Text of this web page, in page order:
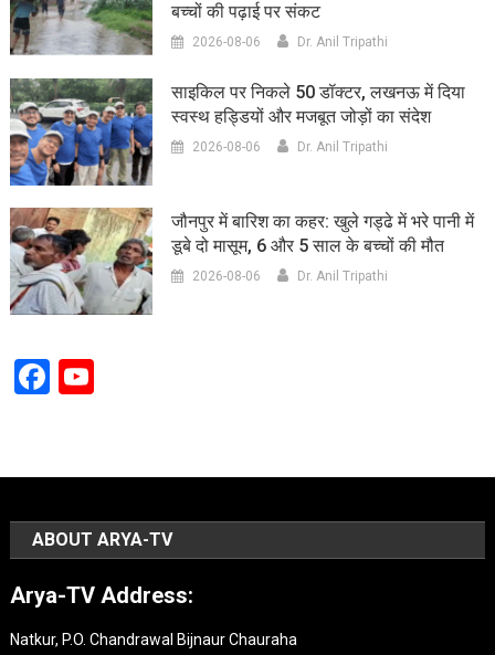
बच्चों की पढ़ाई पर संकट
2026-08-06 Dr. Anil Tripathi
साइकिल पर निकले 50 डॉक्टर, लखनऊ में दिया
स्वस्थ हड्डियों और मजबूत जोड़ों का संदेश
2026-08-06 Dr. Anil Tripathi
जौनपुर में बारिश का कहर: खुले गड्ढे में भरे पानी में
डूबे दो मासूम, 6 और 5 साल के बच्चों की मौत
2026-08-06 Dr. Anil Tripathi
Facebook
YouTube
ABOUT ARYA-TV
Arya-TV Address:
Natkur, P.O. Chandrawal Bijnaur Chauraha